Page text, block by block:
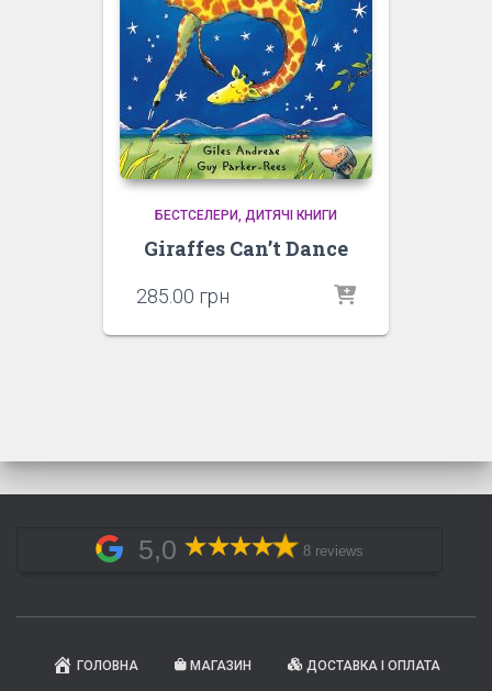
БЕСТСЕЛЕРИ ДИТЯЧІ КНИГИ
Giraffes Can’t Dance
285.00 грн
5,0 8 reviews
ГОЛОВНА МАГАЗИН ДОСТАВКА І ОПЛАТА